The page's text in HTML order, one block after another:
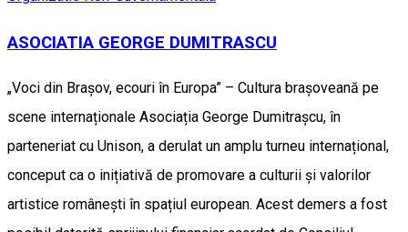
ASOCIATIA GEORGE DUMITRASCU
„Voci din Brașov, ecouri în Europa” – Cultura brașoveană pe
scene internaționale Asociația George Dumitrașcu, în
parteneriat cu Unison, a derulat un amplu turneu internațional,
conceput ca o inițiativă de promovare a culturii și valorilor
artistice românești în spațiul european. Acest demers a fost